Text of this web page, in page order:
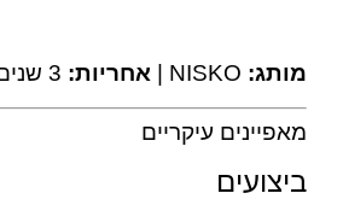
מותג: אחריות:
מאפיינים עיקריים
ביצועים